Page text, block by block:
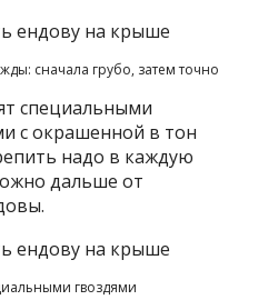
сначала грубо, затем точно
специальными
с окрашенной в тон
надо в каждую
дальше от
гвоздями